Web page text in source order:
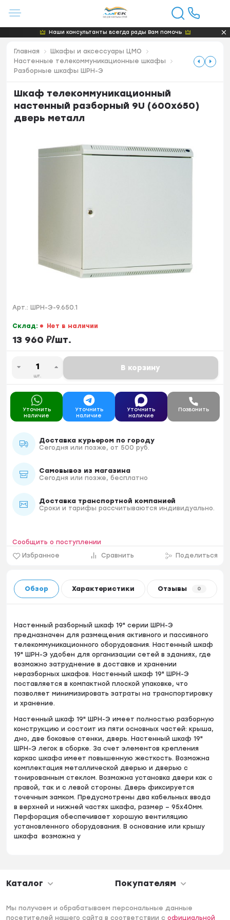
Наши консультанты всегда рады Вам помочь
Главная
Шкафы и аксессуары ЦМО
Настенные телекоммуникационные шкафы
Разборные шкафы ШРН-Э
Шкаф телекоммуникационный
настенный разборный 9U (600х650)
дверь металл
Арт.: ШРН-Э-9.650.1
Склад: Нет в наличии
13 960 ₽/шт.
шт.
В корзину
Уточнить
наличие
Уточнить
наличие
Уточнить
наличие
Позвонить
Доставка курьером по городу
Сегодня или позже, от 500 руб.
Самовывоз из магазина
Сегодня или позже, бесплатно
Доставка транспортной компанией
Сроки и тарифы рассчитываются индивидуально.
Избранное Сравнить Поделиться
Сообщить о поступлении
Обзор Характеристики Отзывы 0
Настенный разборный шкаф 19" серии ШРН-Э
предназначен для размещения активного и пассивного
телекоммуникационного оборудования. Настенный шкаф
19" ШРН-Э удобен для организации сетей в зданиях, где
возможно затруднение в доставке и хранении
неразборных шкафов. Настенный шкаф 19" ШРН-Э
поставляется в компактной плоской упаковке, что
позволяет минимизировать затраты на транспортировку
и хранение.
Настенный шкаф 19" ШРН-Э имеет полностью разборную
конструкцию и состоит из пяти основных частей: крыша,
дно, две боковые стенки, дверь. Настенный шкаф 19"
ШРН-Э легок в сборке. За счет элементов крепления
каркас шкафа имеет повышенную жесткость. Возможна
комплектация металлической дверью и дверью с
тонированным стеклом. Возможна установка двери как с
правой, так и с левой стороны. Дверь фиксируется
точечным замком. Предусмотрены два кабельных ввода
в верхней и нижней частях шкафа, размер – 95х40мм.
Перфорация обеспечивает хорошую вентиляцию
установленного оборудования. В основание или крышу
шкафа возможна у
Каталог Покупателям
Мы получаем и обрабатываем персональные данные
посетителей нашего сайта в соответствии софициальной